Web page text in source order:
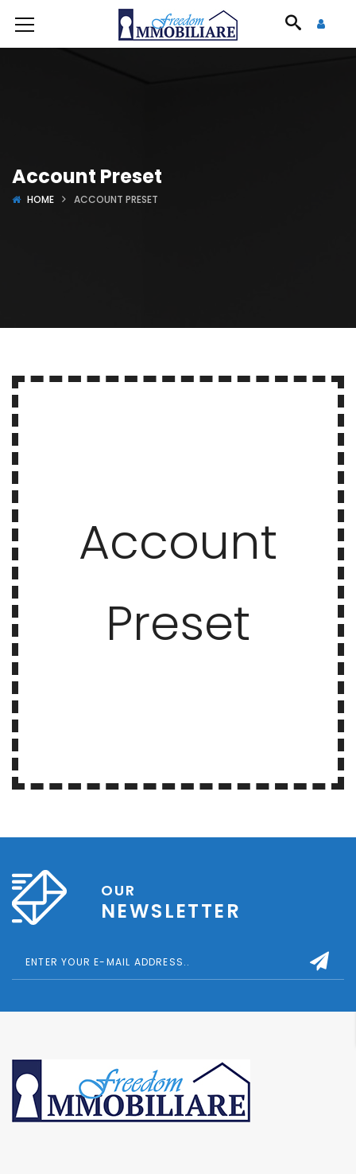
Account Preset
HOME ACCOUNT PRESET
Account
Preset
OUR
NEWSLETTER